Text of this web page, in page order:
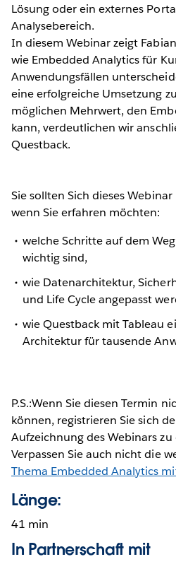
Lösung oder ein externes
Analysebereich.
In diesem Webinar zeigt
wie Embedded Analytics für
Anwendungsfällen
eine erfolgreiche Umsetzung
möglichen Mehrwert, den
kann, verdeutlichen wir
Questback.
Sie sollten Sich dieses
wenn Sie erfahren möchten:
welche Schritte auf dem
wichtig sind,
wie Datenarchitektur,
und Life Cycle angepasst
wie Questback mit Tableau
Architektur für tausende
P.S.:Wenn Sie diesen Termin
können, registrieren Sie sich
Aufzeichnung des Webinars
Verpassen Sie auch nicht die
Thema Embedded Analytics
Länge:
41 min
In Partnerschaft mit